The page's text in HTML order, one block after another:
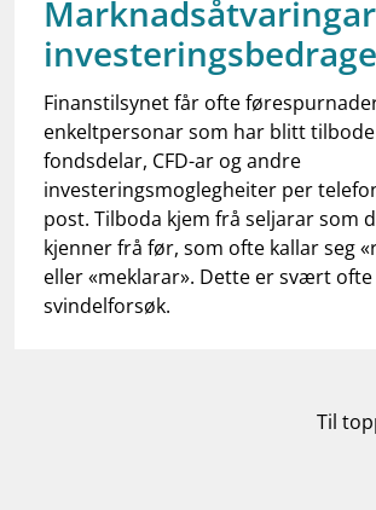
work_outlineJobb hos oss
dashboard Informasjon for investorer
notifications_noneAbonner på nyhetsvarsel
Finanstilsynet får ofte
enkeltpersonar som har blitt
fondsdelar, CFD-ar og andre
investeringsmoglegheiter per
post. Tilboda kjem frå seljarar som
kjenner frå før, som ofte kallar seg
eller «meklarar». Dette er svært
svindelforsøk.
Til